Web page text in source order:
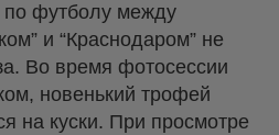
по футболу между
и “Краснодаром” не
Во время фотосессии
новенький трофей
на куски. При просмотре